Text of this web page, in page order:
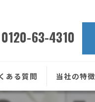
0120-63-4310
ある質問 当社の特徴